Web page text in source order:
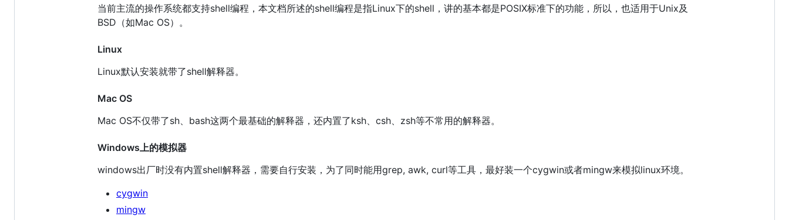
当前主流的操作系统都支持shell编程，本文档所述的shell编程是指Linux下的shell，讲的基本都是POSIX标准下的功能，所以，也适用于Unix及
BSD（如Mac OS）。
Linux
Linux默认安装就带了shell解释器。
Mac OS
Mac OS不仅带了sh、bash这两个最基础的解释器，还内置了ksh、csh、zsh等不常用的解释器。
Windows上的模拟器
windows出厂时没有内置shell解释器，需要自行安装，为了同时能用grep, awk, curl等工具，最好装一个cygwin或者mingw来模拟linux环境。
cygwin
mingw